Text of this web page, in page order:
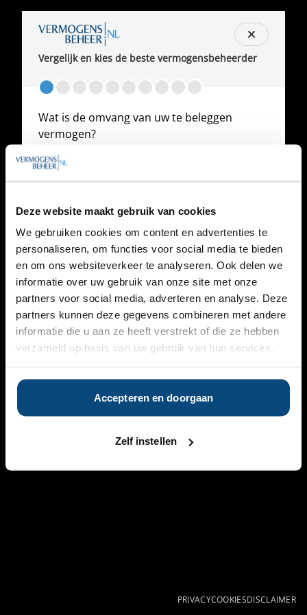
Deze website maakt gebruik van cookies
We gebruiken cookies om content en advertenties te
personaliseren, om functies voor social media te bieden
en om ons websiteverkeer te analyseren. Ook delen we
informatie over uw gebruik van onze site met onze
partners voor social media, adverteren en analyse. Deze
partners kunnen deze gegevens combineren met andere
informatie die u aan ze heeft verstrekt of die ze hebben
verzameld op basis van uw gebruik van hun services.
Accepteren en doorgaan
Zelf instellen
Vergelijk en kies de beste vermogensbeheerder
Wat is de omvang van uw te beleggen
vermogen?
€ 100.000 tot € 150.000
€ 150.000 tot € 250.000
€ 1 miljoen tot € 2 miljoen
€ 2 miljoen tot € 5 miljoen
Meer dan € 5 miljoen
PRIVACYCOOKIESDISCLAIMER